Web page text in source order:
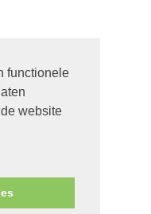
functionele
website